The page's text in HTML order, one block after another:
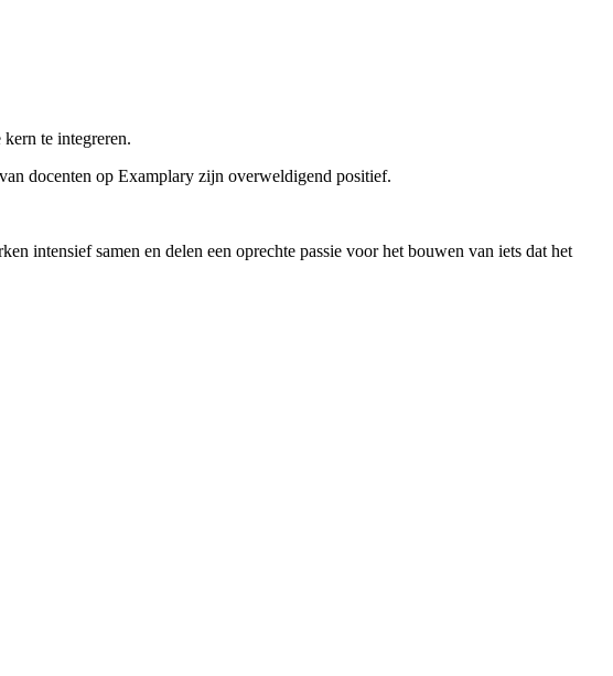
te integreren.
docenten op Examplary zijn overweldigend positief.
intensief samen en delen een oprechte passie voor het bouwen van iets dat het